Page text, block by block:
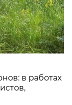
в работах